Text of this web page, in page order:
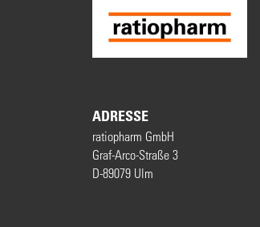
ADRESSE
ratiopharm GmbH
Graf-Arco-Straße 3
D-89079 Ulm